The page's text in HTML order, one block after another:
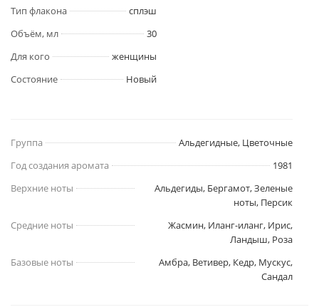
Тип флакона
сплэш
Объём, мл
30
Для кого
женщины
Состояние
Новый
Группа
Альдегидные, Цветочные
Год создания аромата
1981
Верхние ноты
Альдегиды, Бергамот, Зеленые
ноты, Персик
Средние ноты
Жасмин, Иланг-иланг, Ирис,
Ландыш, Роза
Базовые ноты
Амбра, Ветивер, Кедр, Мускус,
Сандал